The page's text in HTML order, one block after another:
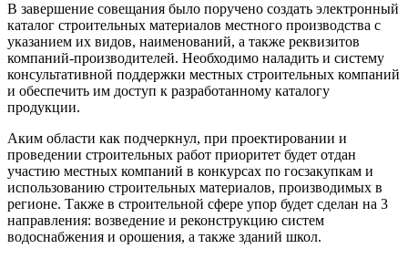
В завершение совещания было поручено создать электронный
каталог строительных материалов местного производства с
указанием их видов, наименований, а также реквизитов
компаний-производителей. Необходимо наладить и систему
консультативной поддержки местных строительных компаний
и обеспечить им доступ к разработанному каталогу
продукции.
Аким области как подчеркнул, при проектировании и
проведении строительных работ приоритет будет отдан
участию местных компаний в конкурсах по госзакупкам и
использованию строительных материалов, производимых в
регионе. Также в строительной сфере упор будет сделан на 3
направления: возведение и реконструкцию систем
водоснабжения и орошения, а также зданий школ.